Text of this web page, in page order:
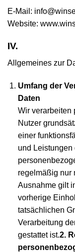
E-Mail:
Website:
IV.
Allgemeines zur
Umfang der
Daten
Wir verarbeiten
Nutzer
einer
und Leistungen
regelmäßig nur
Ausnahme gilt
vorherige
tatsächlichen
Verarbeitung
gestattet ist.2.